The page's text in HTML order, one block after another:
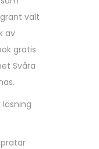
valt
av
gratis
Svåra